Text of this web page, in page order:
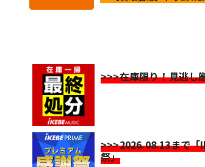
>>>在庫限り！見逃し
>>>2026.08.13まで「
祭」